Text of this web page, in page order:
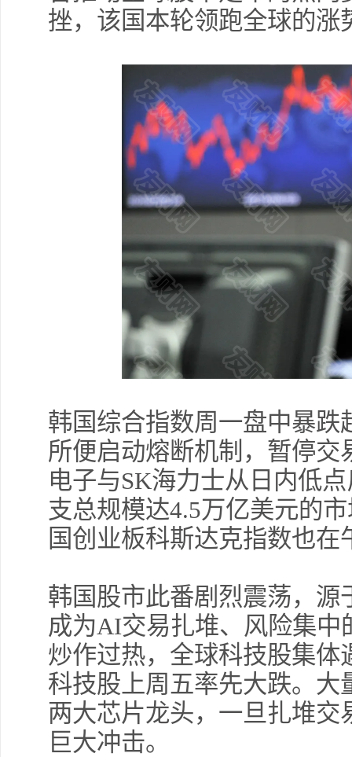
挫，该国本轮领跑全球的涨
韩国综合指数周一盘中暴跌
所便启动熔断机制，暂停交
电子与SK海力士从日内低
支总规模达4.5万亿美元的
国创业板科斯达克指数也在
韩国股市此番剧烈震荡，
成为AI交易扎堆、风险集
炒作过热，全球科技股集
科技股上周五率先大跌。大
两大芯片龙头，一旦扎堆
巨大冲击。